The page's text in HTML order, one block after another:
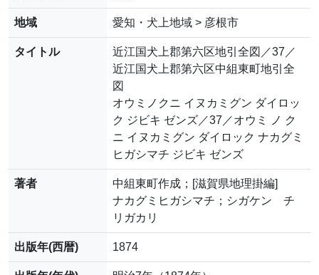
地域 愛知・犬上地域 > 彦根市
タイトル
近江国犬上郡第六区地引全図／37／
近江国犬上郡第六区中組東町地引全
図
オウミノクニ イヌカミグン ダイロッ
ク ジビキ ゼンズ／37／オウミ ノ ク
ニ イヌカミグン ダイロック ナカグミ
ヒガシマチ ジビキ ゼンズ
著者
中組東町作成；[滋賀県地理掛編]
ナカグミヒガシマチ；シガケン チ
リガカリ
出版年(西暦) 1874